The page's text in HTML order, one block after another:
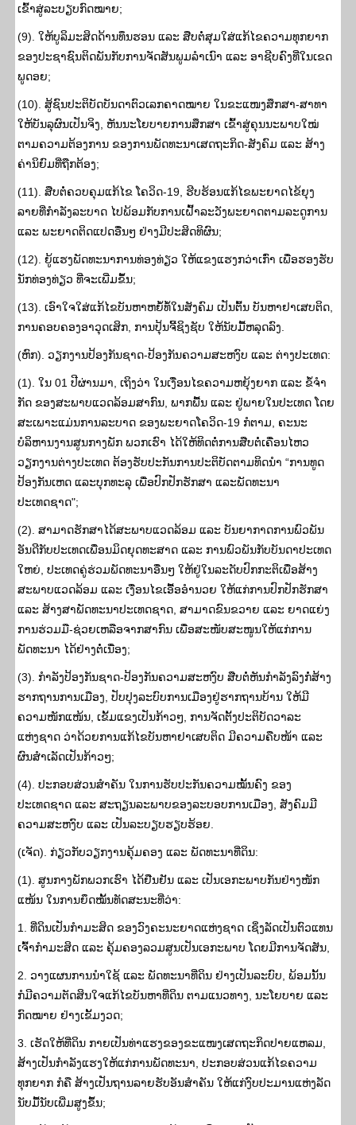
ເຂົ້າສູ່ລະບຽບກົດໝາຍ;
(9). ໃຫ້ບູລິມະສິດດ້ານທຶນຮອນ ແລະ ສືບຕໍ່ສຸມໃສ່ແກ້ໄຂຄວາມທຸກຍາກ
ຂອງປະຊາຊົນຕິດພັນກັບການຈັດສັນພູມລຳເນົາ ແລະ ອາຊີບຄົງທີ່ໃນເຂດ
ພູດອຍ;
(10). ສູ້ຊົນປະຕິບັດບັນດາຕົວເລກຄາດໝາຍ ໃນຂະແໜງສຶກສາ-ສາທາ
ໃຫ້ບັນລຸຜົນເປັນຈິງ, ຫັນນະໂຍບາຍການສຶກສາ ເຂົ້າສູ່ຄຸນນະພາບໃໝ່
ຕາມຄວາມຕ້ອງການ ຂອງການພັດທະນາເສດຖະກິດ-ສັງຄົມ ແລະ ສ້າງ
ຄ່ານິຍົມທີ່ຖືກຕ້ອງ;
(11). ສືບຕໍ່ຄວບຄຸມແກ້ໄຂ ໂຄວິດ-19, ຮີບຮ້ອນແກ້ໄຂພະຍາດໄຂ້ຍຸງ
ລາຍທີ່ກຳລັງລະບາດ ໄປພ້ອມກັບການເຝົ້າລະວັງພະຍາດຕາມລະດູການ
ແລະ ພະຍາດຕິດແປດອື່ນໆ ຢ່າງມີປະສິດທິຜົນ;
(12). ຍູ້ແຮງພັດທະນາການທ່ອງທ່ຽວ ໃຫ້ແຂງແຮງກວ່າເກົ່າ ເພື່ອຮອງຮັບ
ນັກທ່ອງທ່ຽວ ທີ່ຈະເພີ່ມຂຶ້ນ;
(13). ເອົາໃຈໃສ່ແກ້ໄຂບັນຫາຫຍໍ້ທໍ້ໃນສັງຄົມ ເປັນຕົ້ນ ບັນຫາຢາເສບຕິດ,
ການຄອບຄອງອາວຸດເສິກ, ການປຸ້ນຈີ້ຊິງຊັບ ໃຫ້ນັບມື້ຫລຸດລົງ.
(ຫົກ). ວຽກງານປ້ອງກັນຊາດ-ປ້ອງກັນຄວາມສະຫງົບ ແລະ ຕ່າງປະເທດ:
(1). ໃນ 01 ປີຜ່ານມາ, ເຖິງວ່າ ໃນເງື່ອນໄຂຄວາມຫຍຸ້ງຍາກ ແລະ ຂໍ້ຈໍາ
ກັດ ຂອງສະພາບແວດລ້ອມສາກົນ, ພາກພື້ນ ແລະ ຢູ່ພາຍໃນປະເທດ ໂດຍ
ສະເພາະແມ່ນການລະບາດ ຂອງພະຍາດໂຄວິດ-19 ກໍຕາມ, ຄະນະ
ບໍລິຫານງານສູນກາງພັກ ພວກເຮົາ ໄດ້ໃຫ້ທິດຕໍ່ການສືບຕໍ່ເຄື່ອນໄຫວ
ວຽກງານຕ່າງປະເທດ ຕ້ອງຮັບປະກັນການປະຕິບັດຕາມທິດນຳ “ການທູດ
ປ້ອງກັນເຫດ ແລະບຸກທະລຸ ເພື່ອປົກປັກຮັກສາ ແລະພັດທະນາ
ປະເທດຊາດ";
(2). ສາມາດຮັກສາໄດ້ສະພາບແວດລ້ອມ ແລະ ບັນຍາກາດການພົວພັນ
ອັນດີກັບປະເທດເພື່ອນມິດຍຸດທະສາດ ແລະ ການພົວພັນກັບບັນດາປະເທດ
ໃຫຍ່, ປະເທດຄູ່ຮ່ວມພັດທະນາອື່ນໆ ໃຫ້ຢູ່ໃນລະດັບປົກກະຕິເພື່ອສ້າງ
ສະພາບແວດລ້ອມ ແລະ ເງື່ອນໄຂເອື້ອອໍານວຍ ໃຫ້ແກ່ການປົກປັກຮັກສາ
ແລະ ສ້າງສາພັດທະນາປະເທດຊາດ, ສາມາດຂົນຂວາຍ ແລະ ຍາດແຍ່ງ
ການຮ່ວມມື-ຊ່ວຍເຫລືອຈາກສາກົນ ເພື່ອສະໜັບສະໜູນໃຫ້ແກ່ການ
ພັດທະນາ ໄດ້ຢ່າງຕໍ່ເນື່ອງ;
(3). ກໍາລັງປ້ອງກັນຊາດ-ປ້ອງກັນຄວາມສະຫງົບ ສືບຕໍ່ຫັນກໍາລັງລົງກໍ່ສ້າງ
ຮາກຖານການເມືອງ, ປັບປຸງລະບົບການເມືອງຢູ່ຮາກຖານບ້ານ ໃຫ້ມີ
ຄວາມໜັກແໜ້ນ, ເຂັ້ມແຂງເປັນກ້າວໆ, ການຈັດຕັ້ງປະຕິບັດວາລະ
ແຫ່ງຊາດ ວ່າດ້ວຍການແກ້ໄຂບັນຫາຢາເສບຕິດ ມີຄວາມຄືບໜ້າ ແລະ
ຜົນສຳເລັດເປັນກ້າວໆ;
(4). ປະກອບສ່ວນສໍາຄັນ ໃນການຮັບປະກັນຄວາມໝັ້ນຄົງ ຂອງ
ປະເທດຊາດ ແລະ ສະຖຽນລະພາບຂອງລະບອບການເມືອງ, ສັງຄົມມີ
ຄວາມສະຫງົບ ແລະ ເປັນລະບຽບຮຽບຮ້ອຍ.
(ເຈັດ). ກ່ຽວກັບວຽກງານຄຸ້ມຄອງ ແລະ ພັດທະນາທີ່ດິນ:
(1). ສູນກາງພັກພວກເຮົາ ໄດ້ຢືນຢັນ ແລະ ເປັນເອກະພາບກັນຢ່າງໜັກ
ແໜ້ນ ໃນການຍຶດໝັ້ນທັດສະນະທີ່ວ່າ:
1. ທີ່ດິນເປັນກຳມະສິດ ຂອງວົງຄະນະຍາດແຫ່ງຊາດ ເຊິ່ງລັດເປັນຕົວແທນ
ເຈົ້າກຳມະສິດ ແລະ ຄຸ້ມຄອງລວມສູນເປັນເອກະພາບ ໂດຍມີການຈັດສັນ,
2. ວາງແຜນການນໍາໃຊ້ ແລະ ພັດທະນາທີ່ດິນ ຢ່າງເປັນລະບົບ, ພ້ອມນັ້ນ
ກໍມີຄວາມຕັດສິນໃຈແກ້ໄຂບັນຫາທີ່ດິນ ຕາມແນວທາງ, ນະໂຍບາຍ ແລະ
ກົດໝາຍ ຢ່າງເຂັ້ມງວດ;
3. ເຮັດໃຫ້ທີ່ດິນ ກາຍເປັນທ່າແຮງຂອງຂະແໜງເສດຖະກິດປາຍແຫລມ,
ສ້າງເປັນກໍາລັງແຮງໃຫ້ແກ່ການພັດທະນາ, ປະກອບສ່ວນແກ້ໄຂຄວາມ
ທຸກຍາກ ກໍຄື ສ້າງເປັນຖານລາຍຮັບອັນສໍາຄັນ ໃຫ້ແກ່ງົບປະມານແຫ່ງລັດ
ນັບມື້ນັບເພີ່ມສູງຂຶ້ນ;